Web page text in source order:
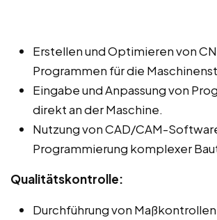
Erstellen und Optimieren von
Programmen für die
Eingabe und Anpassung von
direkt an der Maschine.
Nutzung von CAD/CAM-
Programmierung komplexer
Qualitätskontrolle:
Durchführung von